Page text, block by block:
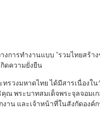
การทำงานแบบ “รวมไทยสร้า
ดความยั่งยืน
รวงมหาดไทย ได้มีสารเนื่องใ
พระบาทสมเด็จพระจุลจอมเก
าน และเจ้าหน้าที่ในสังกัดองค์